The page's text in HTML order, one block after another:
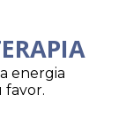
energia
favor.